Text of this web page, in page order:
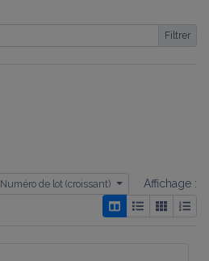
Filtrer
Numéro de lot (croissant) Affichage :